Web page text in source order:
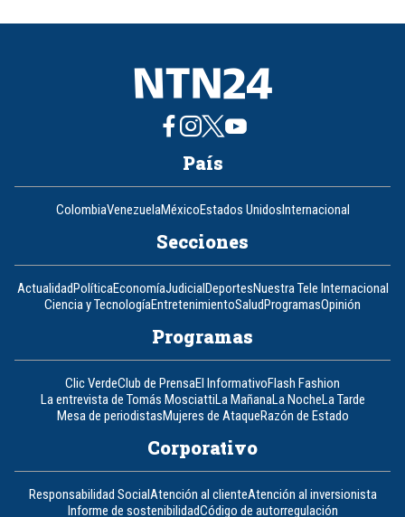
8
País
ColombiaVenezuelaMéxicoEstados UnidosInternacional
Secciones
ActualidadPolíticaEconomíaJudicialDeportesNuestra Tele Internacional
Ciencia y TecnologíaEntretenimientoSaludProgramasOpinión
Programas
Clic VerdeClub de PrensaEl InformativoFlash Fashion
La entrevista de Tomás MosciattiLa MañanaLa NocheLa Tarde
Mesa de periodistasMujeres de AtaqueRazón de Estado
Corporativo
Responsabilidad SocialAtención al clienteAtención al inversionista
Informe de sostenibilidadCódigo de autorregulación